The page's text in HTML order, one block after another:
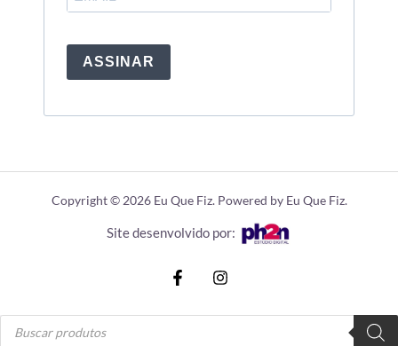
ASSINAR
Copyright © 2026 Eu Que Fiz. Powered by Eu Que Fiz.
Site desenvolvido por:
Pesquisar
produtos